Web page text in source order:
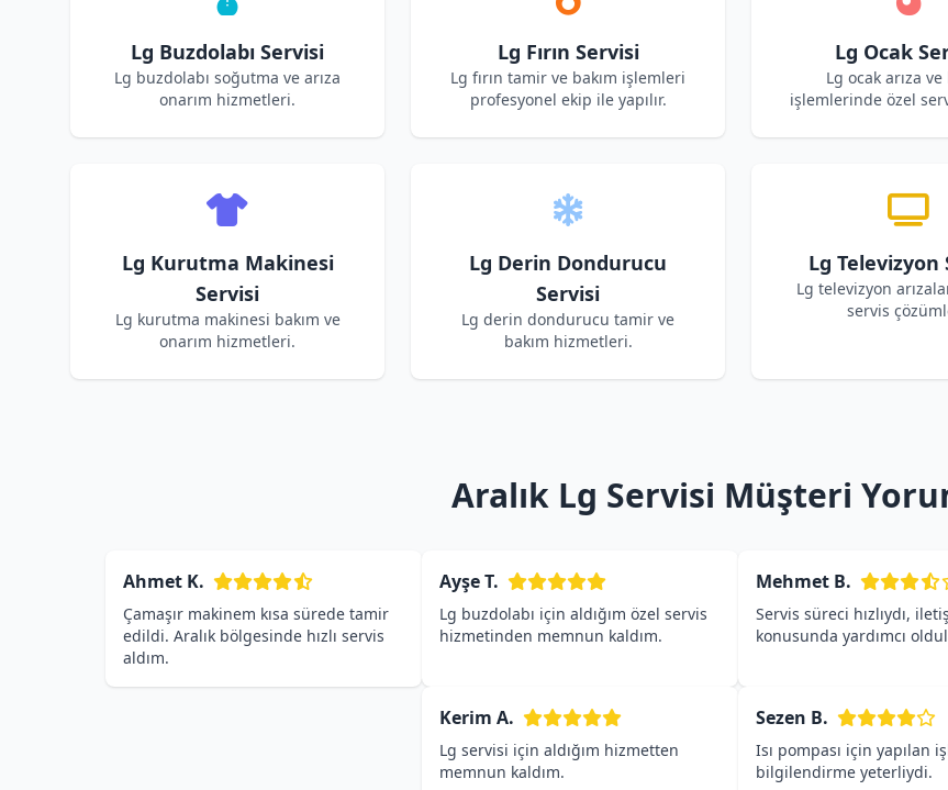
Lg Buzdolabı Servisi
Lg buzdolabı soğutma ve arıza
onarım hizmetleri.
Lg Fırın Servisi
Lg fırın tamir ve bakım işlemleri
profesyonel ekip ile yapılır.
Lg Ocak
Lg ocak arıza ve
işlemlerinde özel
Lg Kurutma Makinesi
Servisi
Lg kurutma makinesi bakım ve
onarım hizmetleri.
Lg Derin Dondurucu
Servisi
Lg derin dondurucu tamir ve
bakım hizmetleri.
Lg Televizyon
Lg televizyon
servis
Aralık Lg Servisi Müşteri
Ahmet K.
Çamaşır makinem kısa sürede tamir
edildi. Aralık bölgesinde hızlı servis
aldım.
Ayşe T.
Lg buzdolabı için aldığım özel servis
hizmetinden memnun kaldım.
Mehmet B.
Servis süreci hızlıydı,
konusunda yardımcı
Kerim A.
Lg servisi için aldığım hizmetten
memnun kaldım.
Sezen B.
Isı pompası için yapılan
bilgilendirme yeterliydi.